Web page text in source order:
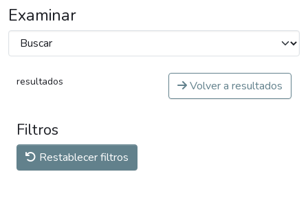
Examinar
resultados Volver a resultados
Filtros
Restablecer filtros